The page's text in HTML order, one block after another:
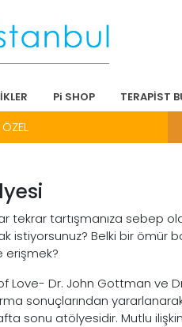
Pi SHOP TERAPİST
tekrar tartışmanıza sebep
istiyorsunuz? Belki bir
erişmek?
Love- Dr. John Gottman ve
sonuçlarından
sonu atölyesidir. Mutlu